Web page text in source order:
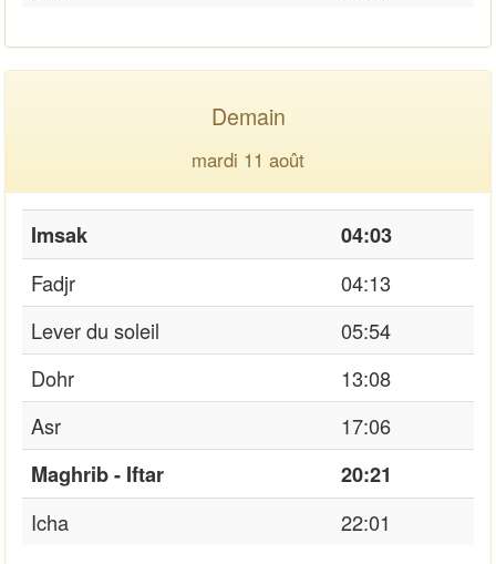
Demain
mardi 11 août
Imsak
04:03
Fadjr
04:13
Lever du soleil
05:54
Dohr
13:08
Asr
17:06
Maghrib - Iftar
20:21
Icha
22:01